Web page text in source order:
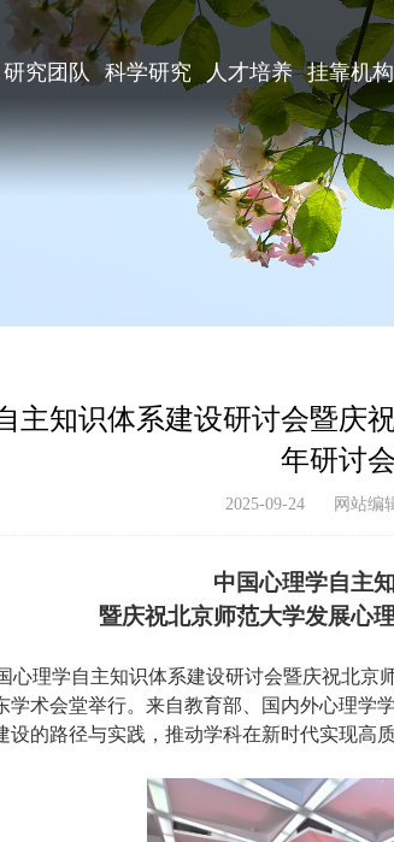
研究团队 科学研究 人才培养 挂靠机构
主知识体系建设研讨会暨庆
年研讨
2025-09-24 网站编
中国心理学自主
暨庆祝北京师范大学发展心
心理学自主知识体系建设研讨会暨庆祝北京
学术会堂举行。来自教育部、国内外心理学
设的路径与实践，推动学科在新时代实现高质